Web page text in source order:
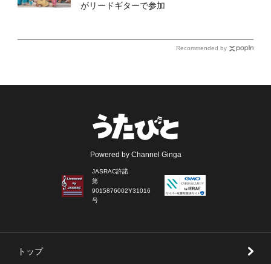
がリードギターで参加
Recommended by
Powered by Channel Ginga
JASRAC許諾
第
9015876002Y31016
号
トップ